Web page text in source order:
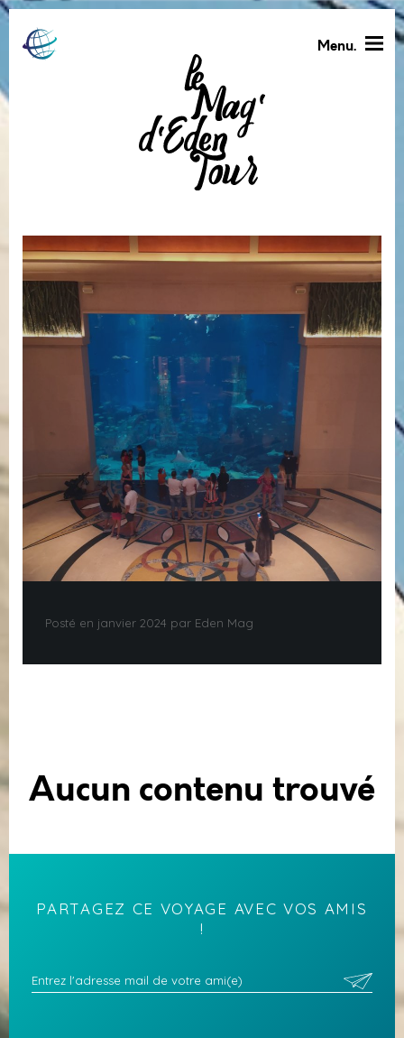
Menu.
Posté en janvier 2024 par Eden Mag
Aucun contenu trouvé
PARTAGEZ CE VOYAGE AVEC VOS AMIS
!